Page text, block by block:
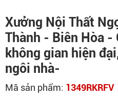
Xưởng Nội Thất
Thành - Biên Hòa -
không gian hiện
ngôi nhà-
Mã sản phẩm: 1349RKRFV